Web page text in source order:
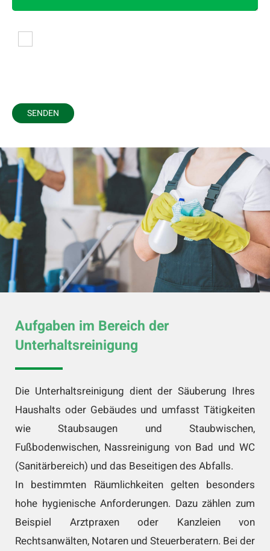
Aufgaben im Bereich der
Unterhaltsreinigung
Die Unterhaltsreinigung dient der Säuberung Ihres
Haushalts oder Gebäudes und umfasst Tätigkeiten
wie Staubsaugen und Staubwischen,
Fußbodenwischen, Nassreinigung von Bad und WC
(Sanitärbereich) und das Beseitigen des Abfalls.
In bestimmten Räumlichkeiten gelten besonders
hohe hygienische Anforderungen. Dazu zählen zum
Beispiel Arztpraxen oder Kanzleien von
Rechtsanwälten, Notaren und Steuerberatern. Bei der